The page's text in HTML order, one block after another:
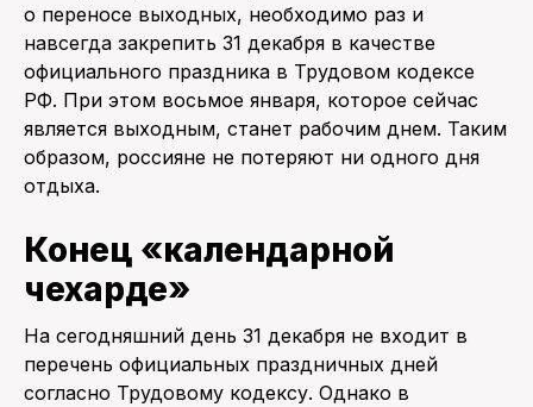
о переносе выходных, необходимо раз и
навсегда закрепить 31 декабря в качестве
официального праздника в Трудовом кодексе
РФ. При этом восьмое января, которое сейчас
является выходным, станет рабочим днем. Таким
образом, россияне не потеряют ни одного дня
отдыха.
Конец «календарной
чехарде»
На сегодняшний день 31 декабря не входит в
перечень официальных праздничных дней
согласно Трудовому кодексу. Однако в